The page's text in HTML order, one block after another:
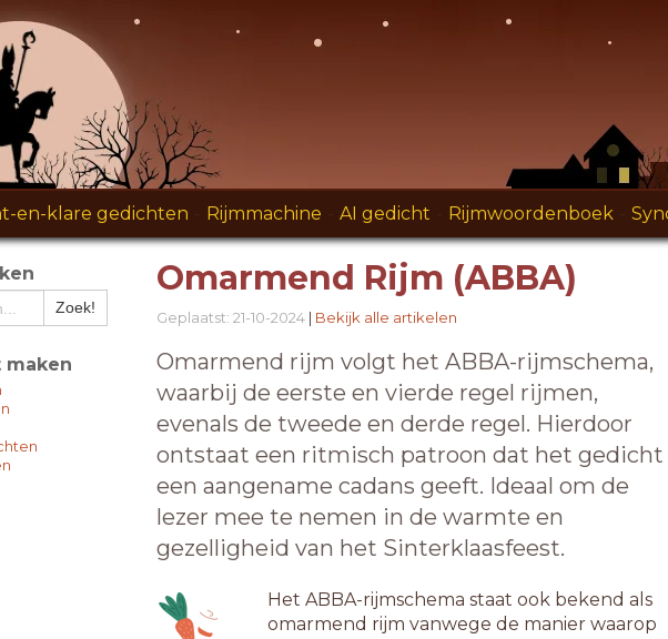
en-klare gedichten Rijmmachine AI gedicht Rijmwoordenboek
Omarmend Rijm (ABBA)
Geplaatst: 21-10-2024 | Bekijk alle artikelen
Omarmend rijm volgt het ABBA-rijmschema,
waarbij de eerste en vierde regel rijmen,
evenals de tweede en derde regel. Hierdoor
ontstaat een ritmisch patroon dat het gedicht
een aangename cadans geeft. Ideaal om de
lezer mee te nemen in de warmte en
gezelligheid van het Sinterklaasfeest.
Het ABBA-rijmschema staat ook bekend als
omarmend rijm vanwege de manier waarop